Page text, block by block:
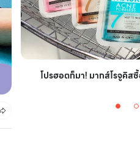
โปรฮอตก็มา! มากส์โรจูคิส